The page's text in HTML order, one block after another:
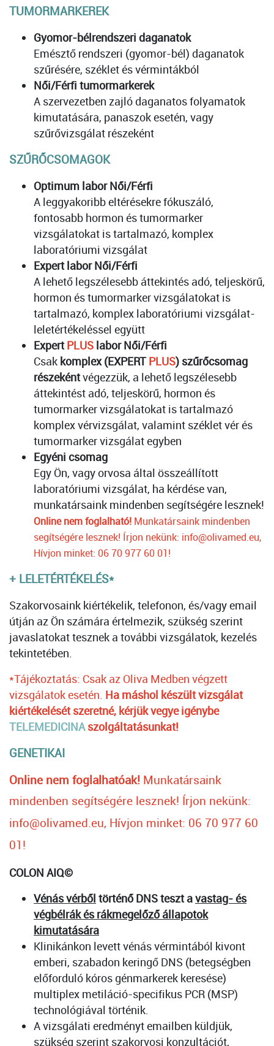
TUMORMARKEREK
Gyomor-bélrendszeri daganatok
Emésztő rendszeri (gyomor-bél) daganatok
szűrésére, széklet és vérmintákból
Női/Férfi tumormarkerek
A szervezetben zajló daganatos folyamatok
kimutatására, panaszok esetén, vagy
szűrővizsgálat részeként
SZŰRŐCSOMAGOK
Optimum labor Női/Férfi
A leggyakoribb eltérésekre fókuszáló,
fontosabb hormon és tumormarker
vizsgálatokat is tartalmazó, komplex
laboratóriumi vizsgálat
Expert labor Női/Férfi
A lehető legszélesebb áttekintés adó, teljeskörű,
hormon és tumormarker vizsgálatokat is
tartalmazó, komplex laboratóriumi vizsgálat-
leletértékeléssel együtt
ExpertPLUS labor Női/Férfi
Csak komplex (EXPERTPLUS) szűrőcsomag
részekéntvégezzük, a lehető legszélesebb
áttekintést adó, teljeskörű, hormon és
tumormarker vizsgálatokat is tartalmazó
komplex vérvizsgálat, valamint széklet vér és
tumormarker vizsgálat egyben
Egyéni csomag
Egy Ön, vagy orvosa által összeállított
laboratóriumi vizsgálat, ha kérdése van,
munkatársaink mindenben segítségére lesznek!
Online nem foglalható! Munkatársaink mindenben
segítségére lesznek! Írjon nekünk: info@olivamed.eu,
Hívjon minket: 06 70 977 60 01!
+ LELETÉRTÉKELÉS*
Szakorvosaink kiértékelik, telefonon, és/vagy email
útján az Ön számára értelmezik, szükség szerint
javaslatokat tesznek a további vizsgálatok, kezelés
tekintetében.
*Tájékoztatás: Csak az Oliva Medben végzett
vizsgálatok esetén. Ha máshol készült vizsgálat
kiértékelését szeretné, kérjük vegye igénybe
TELEMEDICINAszolgáltatásunkat!
GENETIKAI
Online nem foglalhatóak! Munkatársaink
mindenben segítségére lesznek! Írjon nekünk:
info@olivamed.eu, Hívjon minket: 06 70 977 60
01!
COLON AIQ©
Vénás vérből történő DNS teszt avastag- és
végbélrák és rákmegelőző állapotok
kimutatására
Klinikánkon levett vénás vérmintából kivont
emberi, szabadon keringő DNS (betegségben
előforduló kóros génmarkerek keresése)
multiplex metiláció-specifikus PCR (MSP)
technológiával történik.
A vizsgálati eredményt emailben küldjük,
szükség szerint szakorvosi konzultációt,